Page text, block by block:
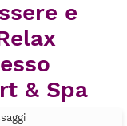
e
& Spa